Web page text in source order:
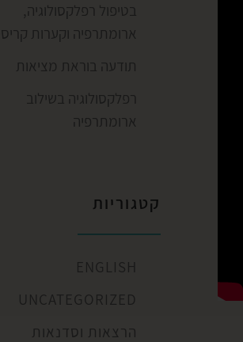
בטיפול רפלקסולוגיה,
ארומתרפיה וקערות
תודעה בוראת מציאות
רפלקסולוגיה בשילוב
ארומתרפיה
קטגוריות
ENGLISH
UNCATEGORIZED
הרצאות וסדנאות